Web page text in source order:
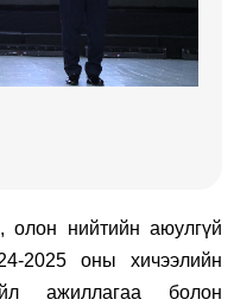
олон нийтийн аюулгүй
2025 оны хичээлийн
ажиллагаа болон